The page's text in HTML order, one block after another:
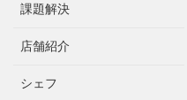
課題解決
店舗紹介
シェフ